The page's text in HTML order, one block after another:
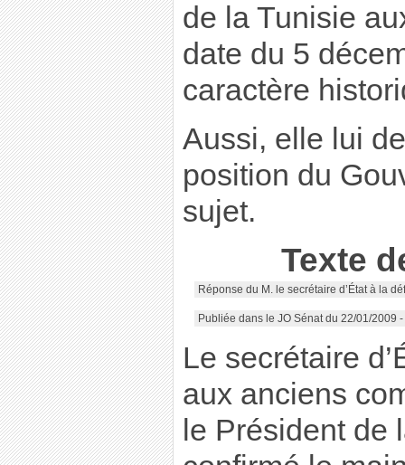
de la Tunisie
date du 5
caractère
Aussi, elle lui
position du
sujet.
Texte
Réponse du M. le secrétaire d’État à la
Publiée dans le JO Sénat du 22/01/2009
Le secrétaire
aux anciens
le Président de